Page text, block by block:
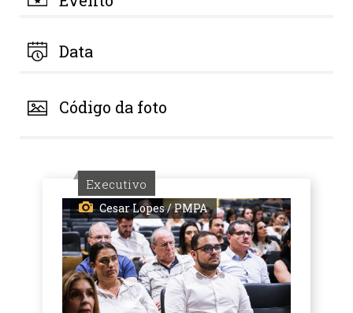
Data
Código da foto
Executivo
Cesar Lopes / PMPA